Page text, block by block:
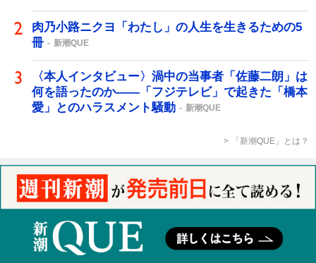
肉乃小路ニクヨ「わたし」の人生を生きるための5
冊
新潮QUE
〈本人インタビュー〉渦中の当事者「佐藤二朗」は
何を語ったのか――「フジテレビ」で起きた「橋本
愛」とのハラスメント騒動
新潮QUE
「新潮QUE」とは？